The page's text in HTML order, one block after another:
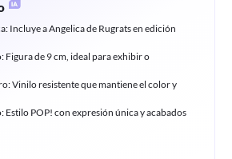
Incluye a Angelica de Rugrats en edición
Figura de 9 cm, ideal para exhibir o
Vinilo resistente que mantiene el color y
Estilo POP! con expresión única y acabados